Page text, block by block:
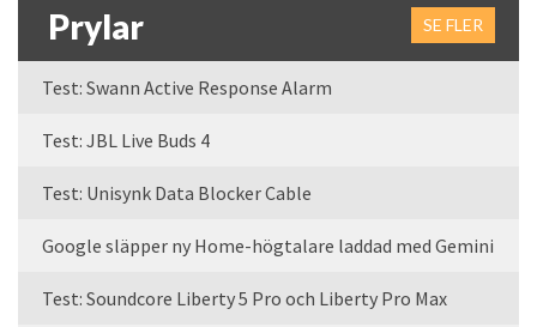
Prylar SE FLER
Test: Swann Active Response Alarm
Test: JBL Live Buds 4
Test: Unisynk Data Blocker Cable
Google släpper ny Home-högtalare laddad med Gemini
Test: Soundcore Liberty 5 Pro och Liberty Pro Max